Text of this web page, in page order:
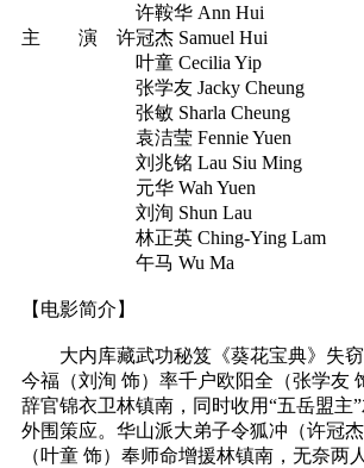
许鞍华 Ann Hui
主 演 许冠杰 Samuel Hui
叶童 Cecilia Yip
张学友 Jacky Cheung
张敏 Sharla Cheung
袁洁莹 Fennie Yuen
刘兆铭 Lau Siu Ming
元华 Wah Yuen
刘洵 Shun Lau
林正英 Ching-Ying Lam
午马 Wu Ma
【电影简介】
大内库藏武功秘笈《葵花宝典》失窃
今福（刘洵 饰）率千户欧阳全（张学友
辞官锦衣卫林镇南，同时收用“五岳盟主”
外围策应。华山派大弟子令狐冲（许冠
（叶童 饰）奉师命增援林镇南，无奈两